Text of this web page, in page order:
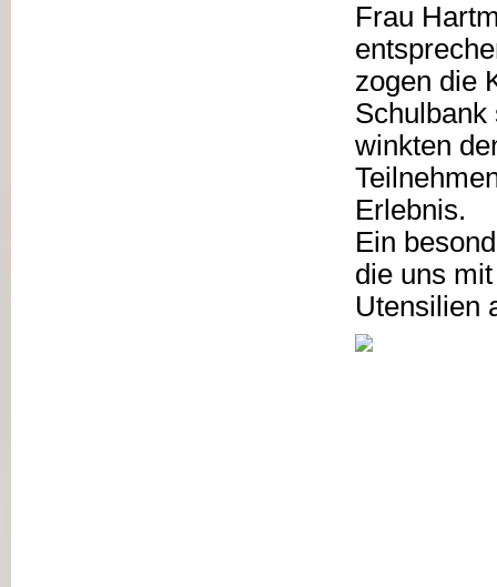
Frau
zogen die
Schulbank
winkten
Erlebnis.
Ein
die uns
Utensilien